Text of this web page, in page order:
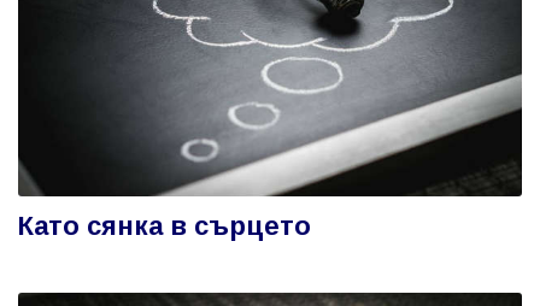
Като сянка в сърцето